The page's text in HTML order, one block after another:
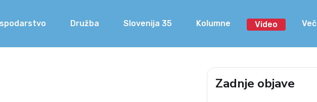
Družba Slovenija 35 Kolumne Video Več
Zadnje objave